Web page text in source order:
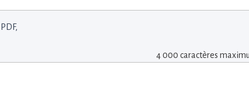
4 000 caractères